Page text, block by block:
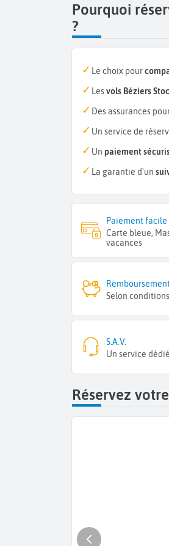
Pourquoi
?
Le choix pour
Lesvols Béziers
Des assurances
Un service de
Un paiement
La garantie d'un
Paiement facile
Carte bleue,
vacances
Remboursement
Selon conditions
S.A.V.
Un service
Réservez